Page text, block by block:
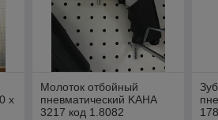
х
Молоток отбойный
пневматический KAHA
3217 код 1.8082